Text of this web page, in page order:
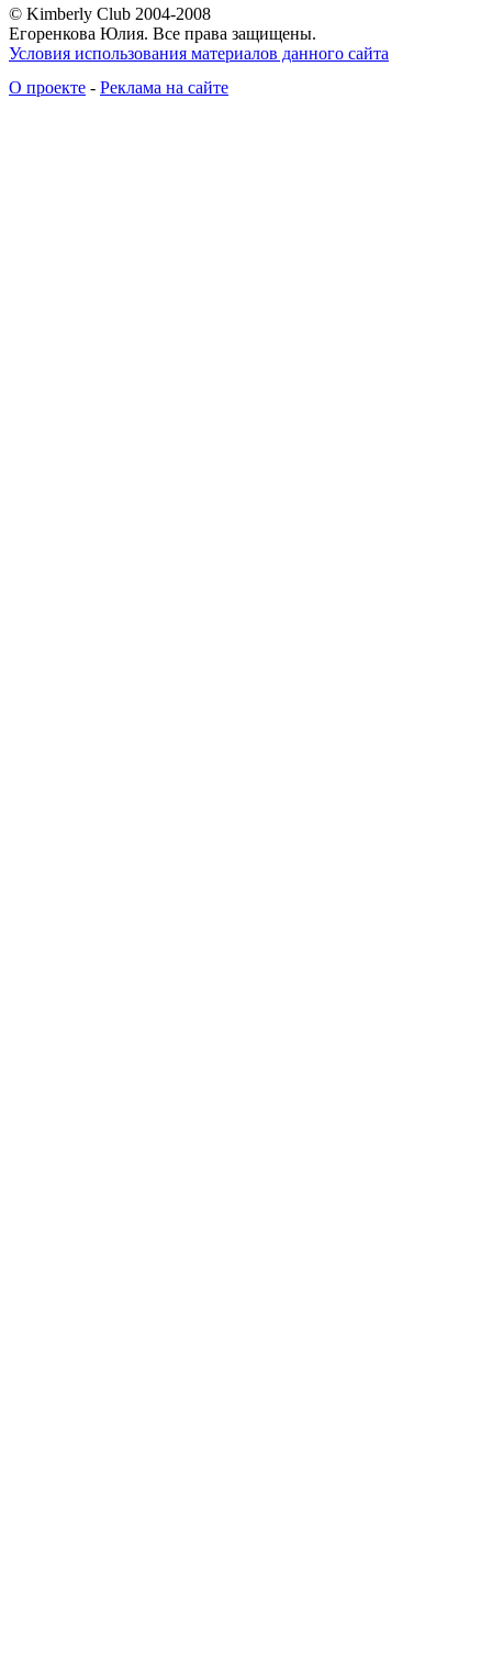
© Kimberly Club 2004-2008
Егоренкова Юлия. Все права защищены.
Условия использования материалов данного сайта
О проекте - Реклама на сайте